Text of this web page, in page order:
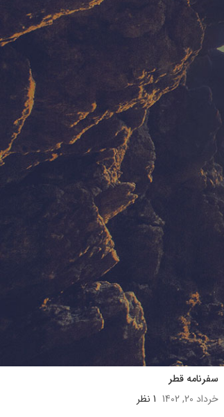
هتل های نزدیک سفارت آمریکا در
Rixos Water World Hotel
Aktau
آکتائو،مناسب ترین تور ساحلی
جذابیت های قطر
خرداد 21, 1402
سفرنامه قطر
خرداد 20, 1402
1 نظر